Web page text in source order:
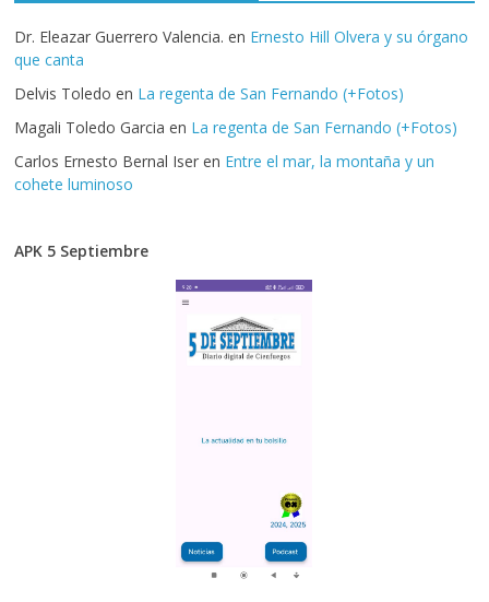
Dr. Eleazar Guerrero Valencia. en Ernesto Hill Olvera y su órgano
que canta
Delvis Toledo en La regenta de San Fernando (+Fotos)
Magali Toledo Garcia en La regenta de San Fernando (+Fotos)
Carlos Ernesto Bernal Iser en Entre el mar, la montaña y un
cohete luminoso
APK 5 Septiembre